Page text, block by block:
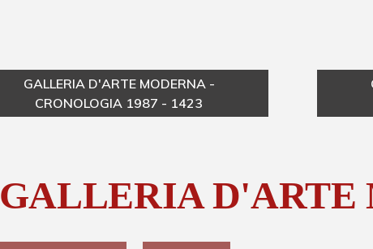
GALLERIA D'ARTE MODERNA -
CRONOLOGIA 1987 - 1423
GALLERIA D'ARTE